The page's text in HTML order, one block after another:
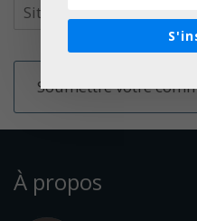
À propos